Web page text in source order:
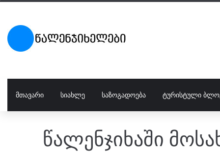
ᲛᲗᲐᲕᲐᲠᲘ ᲡᲘᲐᲮᲚᲔ ᲡᲐᲖᲝᲒᲐᲓᲝᲔᲑᲐ ᲢᲣᲠᲘᲡᲢᲣᲚᲘ
წალენჯიხაში